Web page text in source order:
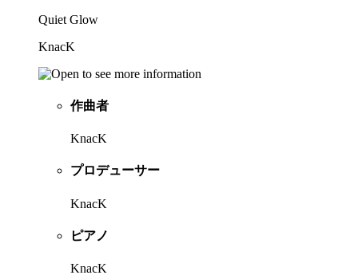
Quiet Glow
KnacK
作曲者
KnacK
プロデューサー
KnacK
ピアノ
KnacK